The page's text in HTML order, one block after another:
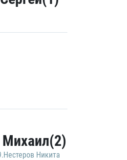
Михаил(2)
Никита